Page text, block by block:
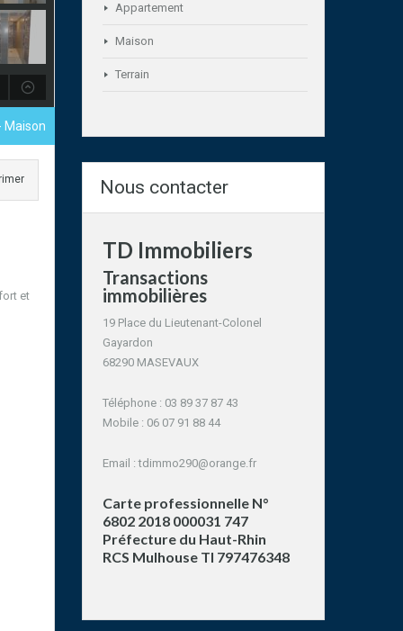
Maison
et
Appartement
Maison
Terrain
Nous contacter
TD Immobiliers
Transactions
immobilières
19 Place du Lieutenant-Colonel
Gayardon
68290 MASEVAUX
Téléphone : 03 89 37 87 43
Mobile : 06 07 91 88 44
Email :tdimmo290@orange.fr
Carte professionnelle N°
6802 2018 000031 747
Préfecture du Haut-Rhin
RCS Mulhouse TI 797476348